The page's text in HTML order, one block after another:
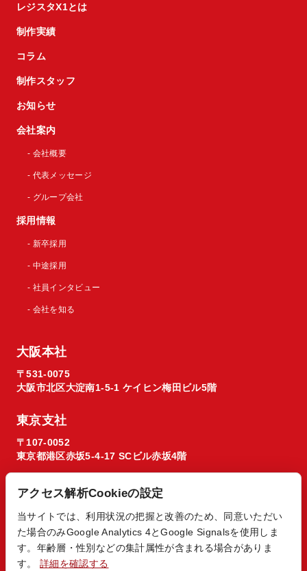
レジスタX1とは
制作実績
コラム
制作スタッフ
お知らせ
会社案内
- 会社概要
- 代表メッセージ
- グループ会社
採用情報
- 新卒採用
- 中途採用
- 社員インタビュー
- 会社を知る
大阪本社
〒531-0075
大阪市北区大淀南1-5-1 ケイヒン梅田ビル5階
東京支社
〒107-0052
東京都港区赤坂5-4-17 SCビル赤坂4階
© 2026 Regista X1 co. ltd.
アクセス解析Cookieの設定
当サイトでは、利用状況の把握と改善のため、同意いただい
た場合のみGoogle Analytics 4とGoogle Signalsを使用しま
す。年齢層・性別などの集計属性が含まれる場合がありま
す。詳細を確認する